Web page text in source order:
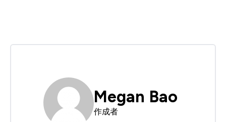
Megan Bao
作成者